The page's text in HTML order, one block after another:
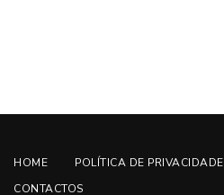
HOME POLÍTICA DE PRIVACIDADE
CONTACTOS